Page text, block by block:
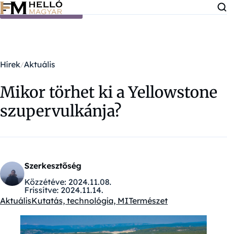
Ugrás a tartalomra
Hírek Aktuális
Mikor törhet ki a Yellowstone
szupervulkánja?
Szerkesztőség
Közzétéve: 2024.11.08.
Frissítve: 2024.11.14.
Kategóriák:
AktuálisKutatás, technológia, MITermészet